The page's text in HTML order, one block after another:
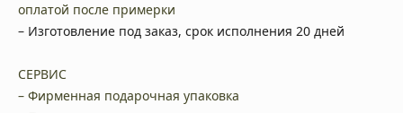
оплатой после примерки
– Изготовление под заказ, срок исполнения 20 дней
СЕРВИС
– Фирменная подарочная упаковка